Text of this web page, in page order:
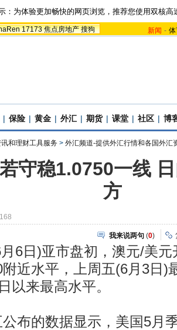
：为体验更加畅快的网页浏览，推荐您使用双核高
17173 焦点房地产 搜狗 新闻 -
| 保险 | 黄金 | 外汇 | 期货 | 课堂 | 社区 | 博
和理财工具服务 > 外汇频道-提供外汇行情和各国外汇
守稳1.0750一线
方
我来说两句 (0)
日)亚市盘初，澳元/美元
近水平，上周五(6月3日)
以来最高水平。
的数据显示，美国5月